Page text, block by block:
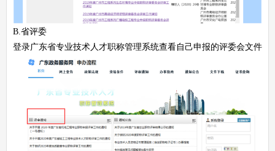
B.省评委
登录广东省专业技术人才职称管理系统查看自己申报的评委会文件